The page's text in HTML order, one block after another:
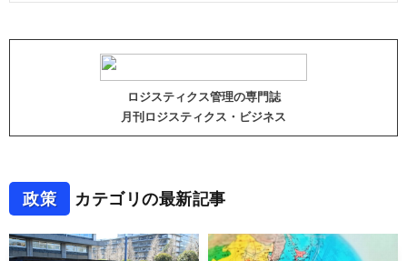
ロジスティクス管理の専門誌
月刊ロジスティクス・ビジネス
政策 カテゴリの最新記事